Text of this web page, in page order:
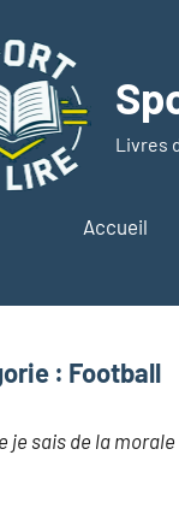
Livres
Accueil
: Football
je sais de la